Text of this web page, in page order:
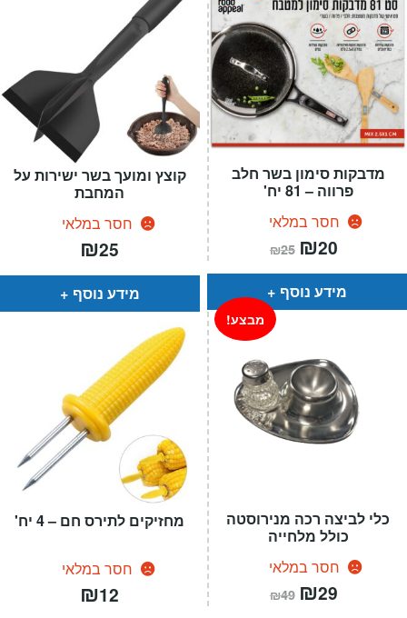
קוצץ ומועך בשר ישירות על
המחבת
חסר במלאי
₪25
מידע נוסף
מדבקות סימון בשר חלב
פרווה – 81 יח'
חסר במלאי
₪25 המחיר
המקורי
היה:
₪25.
₪20
הוא:
מידע נוסף
מחזיקים לתירס חם – 4 יח'
חסר במלאי
₪12
כלי לביצה רכה מנירוסטה
כולל מלחייה
חסר במלאי
מבצע!
₪49 המחיר
המקורי
₪29